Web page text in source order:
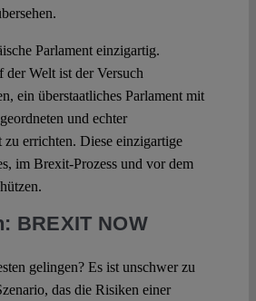
Parlament einzigartig.
Welt ist der Versuch
ein überstaatliches Parlament mit
und echter
zu errichten. Diese einzigartige
im Brexit-Prozess und vor dem
BREXIT NOW
gelingen? Es ist unschwer zu
das die Risiken einer